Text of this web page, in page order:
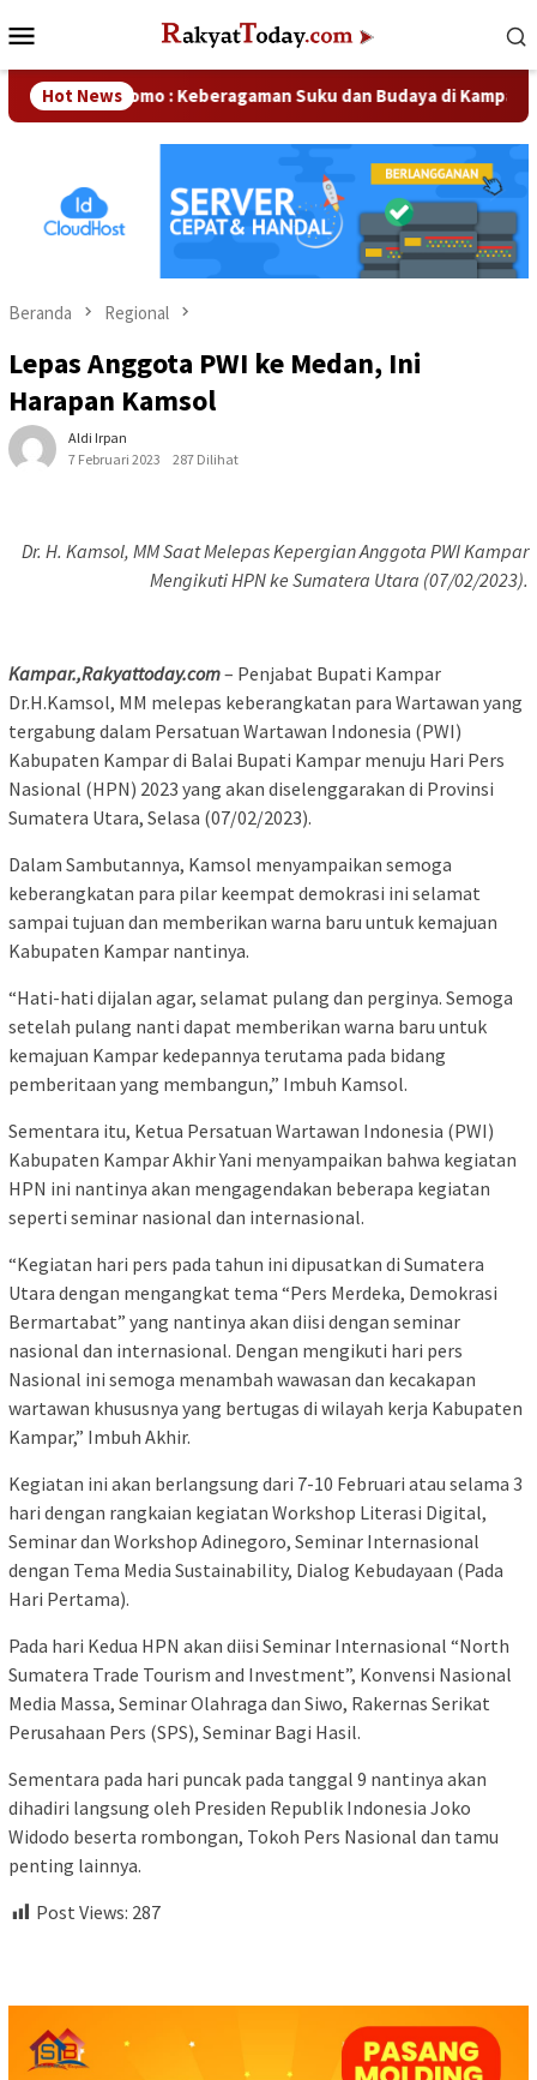
ke
Mobile
Hot News
Domo : Keberagaman Suku dan Budaya di Kampar Jadi
Beranda Regional
Lepas Anggota PWI ke Medan, Ini
Harapan Kamsol
Aldi Irpan
7 Februari 2023
287 Dilihat
Dr. H. Kamsol, MM Saat Melepas Kepergian Anggota PWI Kampar
Mengikuti HPN ke Sumatera Utara (07/02/2023).
Kampar.,Rakyattoday.com– Penjabat Bupati Kampar
Dr.H.Kamsol, MM melepas keberangkatan para Wartawan yang
tergabung dalam Persatuan Wartawan Indonesia (PWI)
Kabupaten Kampar di Balai Bupati Kampar menuju Hari Pers
Nasional (HPN) 2023 yang akan diselenggarakan di Provinsi
Sumatera Utara, Selasa (07/02/2023).
Dalam Sambutannya, Kamsol menyampaikan semoga
keberangkatan para pilar keempat demokrasi ini selamat
sampai tujuan dan memberikan warna baru untuk kemajuan
Kabupaten Kampar nantinya.
“Hati-hati dijalan agar, selamat pulang dan perginya. Semoga
setelah pulang nanti dapat memberikan warna baru untuk
kemajuan Kampar kedepannya terutama pada bidang
pemberitaan yang membangun,” Imbuh Kamsol.
Sementara itu, Ketua Persatuan Wartawan Indonesia (PWI)
Kabupaten Kampar Akhir Yani menyampaikan bahwa kegiatan
HPN ini nantinya akan mengagendakan beberapa kegiatan
seperti seminar nasional dan internasional.
“Kegiatan hari pers pada tahun ini dipusatkan di Sumatera
Utara dengan mengangkat tema “Pers Merdeka, Demokrasi
Bermartabat” yang nantinya akan diisi dengan seminar
nasional dan internasional. Dengan mengikuti hari pers
Nasional ini semoga menambah wawasan dan kecakapan
wartawan khususnya yang bertugas di wilayah kerja Kabupaten
Kampar,” Imbuh Akhir.
Kegiatan ini akan berlangsung dari 7-10 Februari atau selama 3
hari dengan rangkaian kegiatan Workshop Literasi Digital,
Seminar dan Workshop Adinegoro, Seminar Internasional
dengan Tema Media Sustainability, Dialog Kebudayaan (Pada
Hari Pertama).
Pada hari Kedua HPN akan diisi Seminar Internasional “North
Sumatera Trade Tourism and Investment”, Konvensi Nasional
Media Massa, Seminar Olahraga dan Siwo, Rakernas Serikat
Perusahaan Pers (SPS), Seminar Bagi Hasil.
Sementara pada hari puncak pada tanggal 9 nantinya akan
dihadiri langsung oleh Presiden Republik Indonesia Joko
Widodo beserta rombongan, Tokoh Pers Nasional dan tamu
penting lainnya.
Post Views: 287